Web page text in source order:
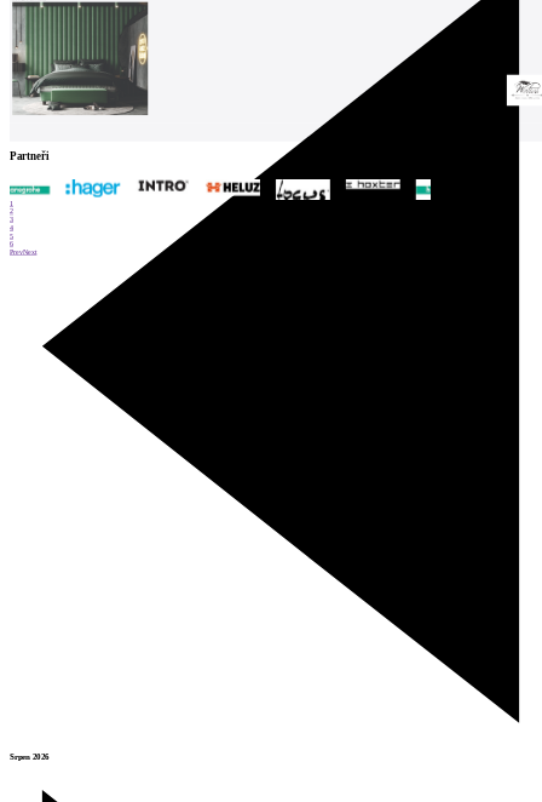
Srpen 2026
Partneři
1
2
3
4
5
6
PrevNext